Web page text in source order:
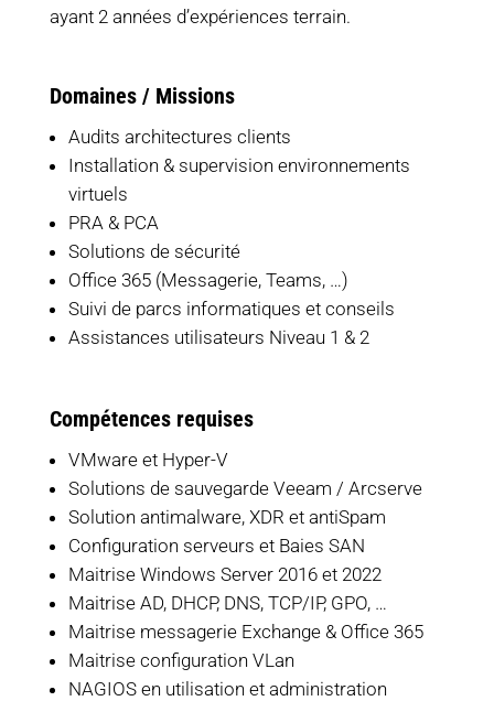
ayant 2 années d’expériences terrain.
Domaines / Missions
Audits architectures clients
Installation & supervision environnements
virtuels
PRA & PCA
Solutions de sécurité
Office 365 (Messagerie, Teams, …)
Suivi de parcs informatiques et conseils
Assistances utilisateurs Niveau 1 & 2
Compétences requises
VMware et Hyper-V
Solutions de sauvegarde Veeam / Arcserve
Solution antimalware, XDR et antiSpam
Configuration serveurs et Baies SAN
Maitrise Windows Server 2016 et 2022
Maitrise AD, DHCP, DNS, TCP/IP, GPO, …
Maitrise messagerie Exchange & Office 365
Maitrise configuration VLan
NAGIOS en utilisation et administration